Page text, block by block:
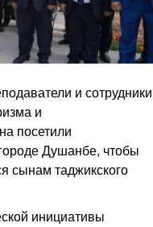
и сотрудники
и
посетили
Душанбе, чтобы
сынам таджикского
инициативы